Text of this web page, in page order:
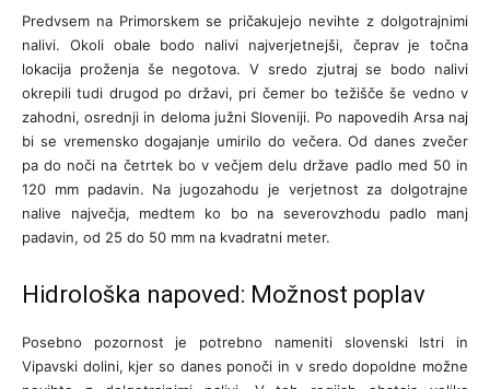
Predvsem na Primorskem se pričakujejo nevihte z dolgotrajnimi
nalivi. Okoli obale bodo nalivi najverjetnejši, čeprav je točna
lokacija proženja še negotova. V sredo zjutraj se bodo nalivi
okrepili tudi drugod po državi, pri čemer bo težišče še vedno v
zahodni, osrednji in deloma južni Sloveniji. Po napovedih Arsa naj
bi se vremensko dogajanje umirilo do večera. Od danes zvečer
pa do noči na četrtek bo v večjem delu države padlo med 50 in
120 mm padavin. Na jugozahodu je verjetnost za dolgotrajne
nalive največja, medtem ko bo na severovzhodu padlo manj
padavin, od 25 do 50 mm na kvadratni meter.
Hidrološka napoved: Možnost poplav
Posebno pozornost je potrebno nameniti slovenski Istri in
Vipavski dolini, kjer so danes ponoči in v sredo dopoldne možne